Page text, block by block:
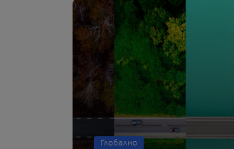
Глобално